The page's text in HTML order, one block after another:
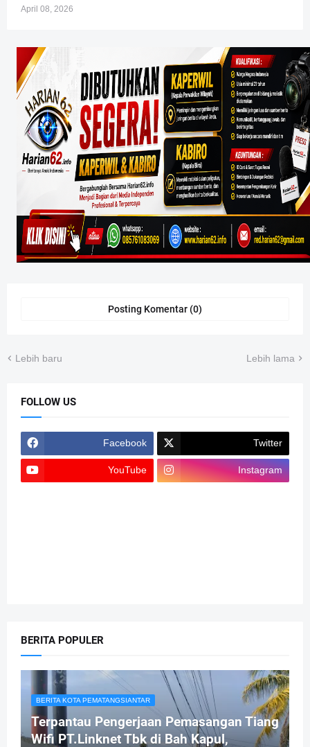
April 08, 2026
Posting Komentar (0)
Lebih baru Lebih lama
FOLLOW US
Facebook Twitter
YouTube Instagram
BERITA POPULER
BERITA KOTA PEMATANGSIANTAR
Terpantau Pengerjaan Pemasangan Tiang
Wifi PT.Linknet Tbk di Bah Kapul,